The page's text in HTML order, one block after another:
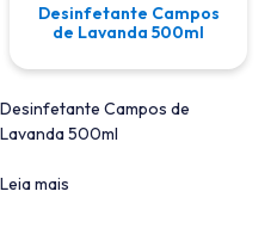
Desinfetante Campos
de Lavanda 500ml
Desinfetante Campos de
Lavanda 500ml
Leia mais